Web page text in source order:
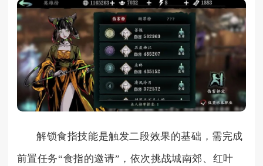
解锁食指技能是触发二段效果的基础，需完成
前置任务“食指的邀请”，依次挑战城南郊、红叶